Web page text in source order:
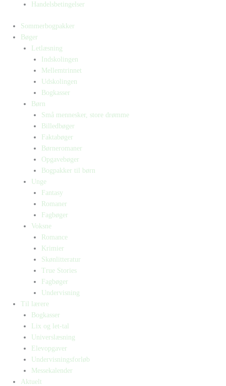
Handelsbetingelser
Sommerbogpakker
Bøger
Letlæsning
Indskolingen
Mellemtrinnet
Udskolingen
Bogkasser
Børn
Små mennesker, store drømme
Billedbøger
Faktabøger
Børneromaner
Opgavebøger
Bogpakker til børn
Unge
Fantasy
Romaner
Fagbøger
Voksne
Romance
Krimier
Skønlitteratur
True Stories
Fagbøger
Undervisning
Til lærere
Bogkasser
Lix og let-tal
Universlæsning
Elevopgaver
Undervisningsforløb
Messekalender
Aktuelt